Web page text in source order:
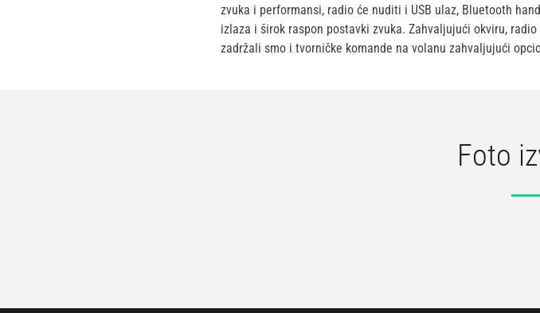
zvuka i performansi, radio će nuditi i USB ulaz, Bluetooth
izlaza i širok raspon postavki zvuka. Zahvaljujući okviru,
zadržali smo i tvorničke komande na volanu zahvaljujući
Foto